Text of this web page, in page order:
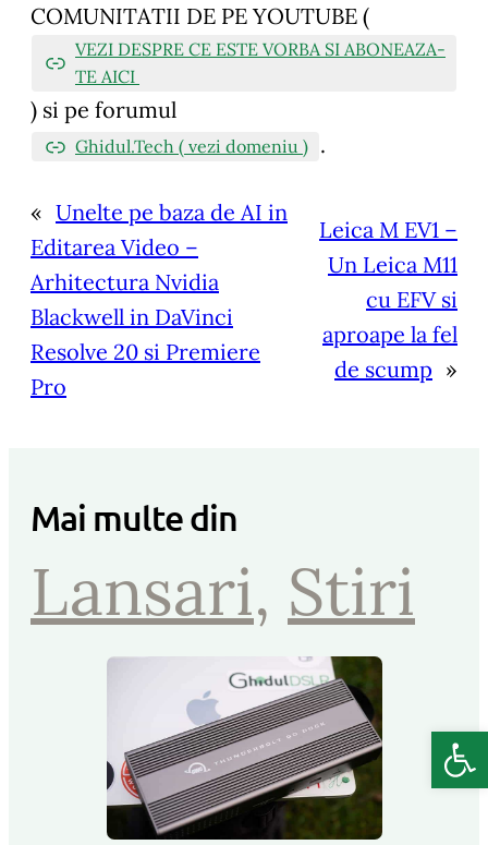
COMUNITATII DE PE YOUTUBE (
VEZI DESPRE CE ESTE VORBA SI ABONEAZA-
TE AICI
) si pe forumul
Ghidul.Tech ( vezi domeniu ) .
« Unelte pe baza de AI in
Editarea Video –
Arhitectura Nvidia
Blackwell in DaVinci
Resolve 20 si Premiere
Pro
Leica M EV1 –
Un Leica M11
cu EFV si
aproape la fel
de scump »
Mai multe din
Lansari, Stiri